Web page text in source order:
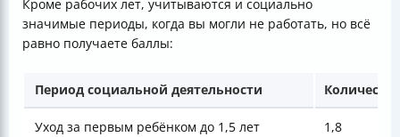
Кроме рабочих лет, учитываются и социально
значимые периоды, когда вы могли не работать, но всё
равно получаете баллы:
Период социальной деятельности
Уход за первым ребёнком до 1,5 лет 1,8